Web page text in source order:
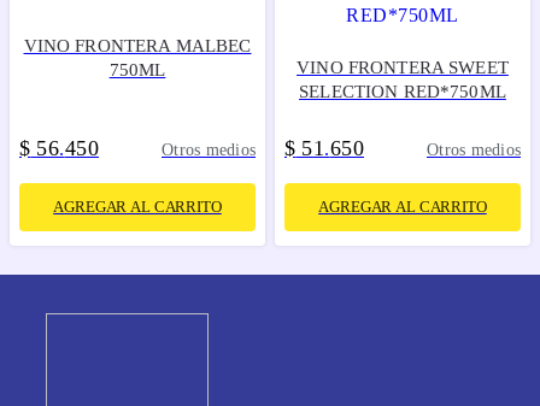
VINO FRONTERA MALBEC
750ML
$ 56.450 Otros medios
AGREGAR AL CARRITO
VINO FRONTERA SWEET
SELECTION RED*750ML
$ 51 .650 Otros medios
AGREGAR AL CARRITO